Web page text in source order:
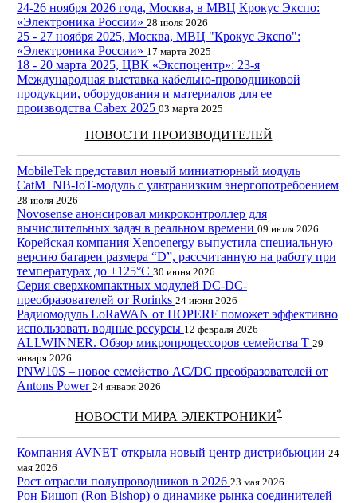
24-26 ноября 2026 года, Москва, в МВЦ Крокус Экспо:
«Электроника России» 28 июля 2026
25 - 27 ноября 2025, Москва, МВЦ "Крокус Экспо":
«Электроника России» 17 марта 2025
18 - 20 марта 2025, ЦВК «Экспоцентр»: 23-я
Международная выставка кабельно-проводниковой
продукции, оборудования и материалов для ее
производства Cabex 2025 03 марта 2025
НОВОСТИ ПРОИЗВОДИТЕЛЕЙ
MobileTek представил новый миниатюрный модуль
CatM+NB-IoT-модуль с ультранизким энергопотребоением
28 июля 2026
Novosense анонсировал микроконтроллер для
вычислительных задач в реальном времени 09 июля 2026
Корейская компания Xenoenergy выпустила специальную
версию батареи размера “D”, рассчитанную на работу при
температурах до +125°С 30 июня 2026
Серия сверхкомпактных модулей DC-DC-
преобразователей от Rorinks 24 июня 2026
Радиомодуль LoRaWAN от HOPERF поможет эффективно
использовать водные ресурсы 12 февраля 2026
ALLWINNER. Обзор микропроцессоров семейства Т 29
января 2026
PNW10S – новое семейство AC/DC преобразователей от
Antons Power 24 января 2026
НОВОСТИ МИРА ЭЛЕКТРОНИКИ*
Компания AVNET открыла новый центр дистрибьюции 24
мая 2026
Рост отрасли полупроводников в 2026 23 мая 2026
Рон Бишоп (Ron Bishop) о динамике рынка соединителей